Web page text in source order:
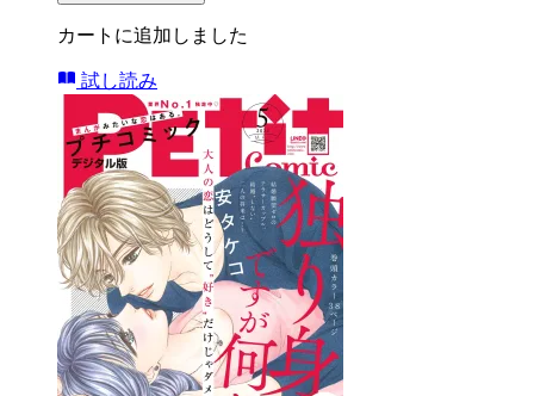
カートに追加しました
試し読み